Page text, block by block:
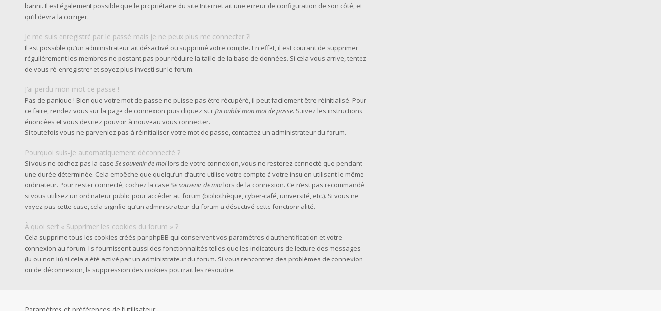
banni. Il est également possible que le propriétaire du site Internet ait une erreur de configuration de son côté, et
qu’il devra la corriger.
Je me suis enregistré par le passé mais je ne peux plus me connecter ?!
Il est possible qu’un administrateur ait désactivé ou supprimé votre compte. En effet, il est courant de supprimer
régulièrement les membres ne postant pas pour réduire la taille de la base de données. Si cela vous arrive, tentez
de vous ré-enregistrer et soyez plus investi sur le forum.
J’ai perdu mon mot de passe !
Pas de panique ! Bien que votre mot de passe ne puisse pas être récupéré, il peut facilement être réinitialisé. Pour
ce faire, rendez vous sur la page de connexion puis cliquez surJ’ai oublié mon mot de passe. Suivez les instructions
énoncées et vous devriez pouvoir à nouveau vous connecter.
Si toutefois vous ne parveniez pas à réinitialiser votre mot de passe, contactez un administrateur du forum.
Pourquoi suis-je automatiquement déconnecté ?
Si vous ne cochez pas la case Se souvenir de moilors de votre connexion, vous ne resterez connecté que pendant
une durée déterminée. Cela empêche que quelqu’un d’autre utilise votre compte à votre insu en utilisant le même
ordinateur. Pour rester connecté, cochez la case Se souvenir de moilors de la connexion. Ce n’est pas recommandé
si vous utilisez un ordinateur public pour accéder au forum (bibliothèque, cyber-café, université, etc.). Si vous ne
voyez pas cette case, cela signifie qu’un administrateur du forum a désactivé cette fonctionnalité.
À quoi sert « Supprimer les cookies du forum » ?
Cela supprime tous les cookies créés par phpBB qui conservent vos paramètres d’authentification et votre
connexion au forum. Ils fournissent aussi des fonctionnalités telles que les indicateurs de lecture des messages
(lu ou non lu) si cela a été activé par un administrateur du forum. Si vous rencontrez des problèmes de connexion
ou de déconnexion, la suppression des cookies pourrait les résoudre.